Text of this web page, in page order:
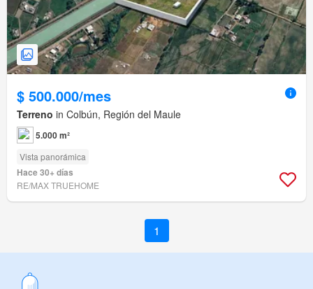
$ 500.000/mes
Terreno in Colbún, Región del Maule
5.000 m²
Vista panorámica
Hace 30+ días
RE/MAX TRUEHOME
1